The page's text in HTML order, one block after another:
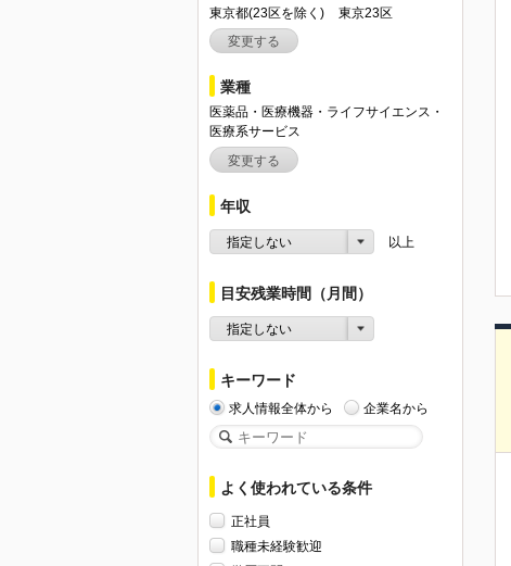
東京都(23区を除く)
東京23区
変更する
業種
医薬品・医療機器・ライフサイエンス・
医療系サービス
変更する
年収
指定しない 以上
目安残業時間（月間）
指定しない
キーワード
求人情報全体から 企業名から
よく使われている条件
正社員
職種未経験歓迎